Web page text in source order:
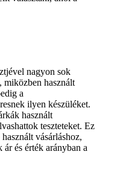
nagyon sok
használt
a
ilyen készüléket.
használt
teszteteket. Ez
vásárláshoz,
és érték arányban a